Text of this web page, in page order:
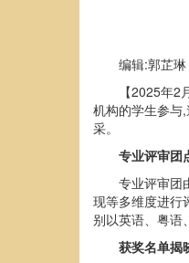
编辑:郭芷琳
【2025年
机构的学生参与
采。
专业评审团
专业评审团
现等多维度进行
别以英语、粤语
获奖名单揭